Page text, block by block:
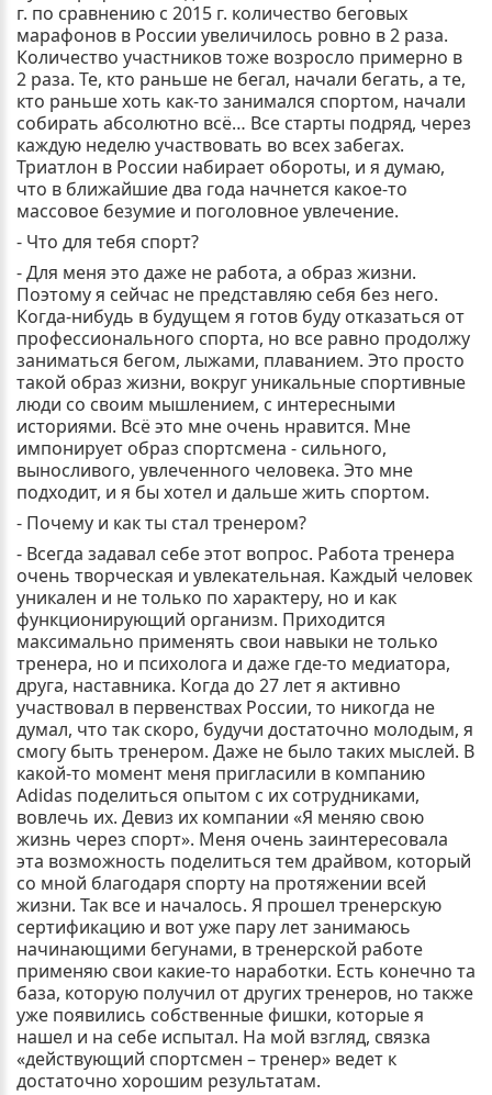
г. по сравнению с 2015 г. количество беговых
марафонов в России увеличилось ровно в 2 раза.
Количество участников тоже возросло примерно в
2 раза. Те, кто раньше не бегал, начали бегать, а те,
кто раньше хоть как-то занимался спортом, начали
собирать абсолютно всё… Все старты подряд, через
каждую неделю участвовать во всех забегах.
Триатлон в России набирает обороты, и я думаю,
что в ближайшие два года начнется какое-то
массовое безумие и поголовное увлечение.
- Что для тебя спорт?
- Для меня это даже не работа, а образ жизни.
Поэтому я сейчас не представляю себя без него.
Когда-нибудь в будущем я готов буду отказаться от
профессионального спорта, но все равно продолжу
заниматься бегом, лыжами, плаванием. Это просто
такой образ жизни, вокруг уникальные спортивные
люди со своим мышлением, с интересными
историями. Всё это мне очень нравится. Мне
импонирует образ спортсмена - сильного,
выносливого, увлеченного человека. Это мне
подходит, и я бы хотел и дальше жить спортом.
- Почему и как ты стал тренером?
- Всегда задавал себе этот вопрос. Работа тренера
очень творческая и увлекательная. Каждый человек
уникален и не только по характеру, но и как
функционирующий организм. Приходится
максимально применять свои навыки не только
тренера, но и психолога и даже где-то медиатора,
друга, наставника. Когда до 27 лет я активно
участвовал в первенствах России, то никогда не
думал, что так скоро, будучи достаточно молодым, я
смогу быть тренером. Даже не было таких мыслей. В
какой-то момент меня пригласили в компанию
Adidas поделиться опытом с их сотрудниками,
вовлечь их. Девиз их компании «Я меняю свою
жизнь через спорт». Меня очень заинтересовала
эта возможность поделиться тем драйвом, который
со мной благодаря спорту на протяжении всей
жизни. Так все и началось. Я прошел тренерскую
сертификацию и вот уже пару лет занимаюсь
начинающими бегунами, в тренерской работе
применяю свои какие-то наработки. Есть конечно та
база, которую получил от других тренеров, но также
уже появились собственные фишки, которые я
нашел и на себе испытал. На мой взгляд, связка
«действующий спортсмен – тренер» ведет к
достаточно хорошим результатам.